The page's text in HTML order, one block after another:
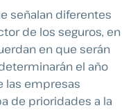
señalan diferentes
de los seguros, en
en que serán
el año
las empresas
de prioridades a la